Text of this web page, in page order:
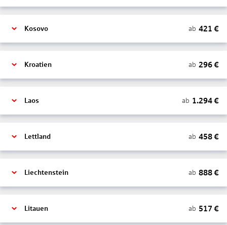
Kosovo ab 421 €
Kroatien ab 296€
Laos ab 1.294€
Lettland ab 458€
Liechtenstein ab 888€
Litauen ab 517 €